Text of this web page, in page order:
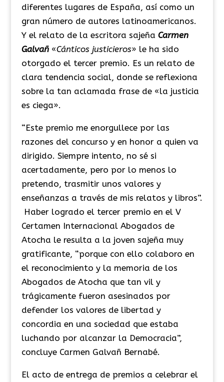
diferentes lugares de España, así como un
gran número de autores latinoamericanos.
Y el relato de la escritora sajeña Carmen
Galvañ«Cánticos justicieros» le ha sido
otorgado el tercer premio. Es un relato de
clara tendencia social, donde se reflexiona
sobre la tan aclamada frase de «la justicia
es ciega».
“Este premio me enorgullece por las
razones del concurso y en honor a quien va
dirigido. Siempre intento, no sé si
acertadamente, pero por lo menos lo
pretendo, trasmitir unos valores y
enseñanzas a través de mis relatos y libros”.
Haber logrado el tercer premio en el V
Certamen Internacional Abogados de
Atocha le resulta a la joven sajeña muy
gratificante, “porque con ello colaboro en
el reconocimiento y la memoria de los
Abogados de Atocha que tan vil y
trágicamente fueron asesinados por
defender los valores de libertad y
concordia en una sociedad que estaba
luchando por alcanzar la Democracia”,
concluye Carmen Galvañ Bernabé.
El acto de entrega de premios a celebrar el